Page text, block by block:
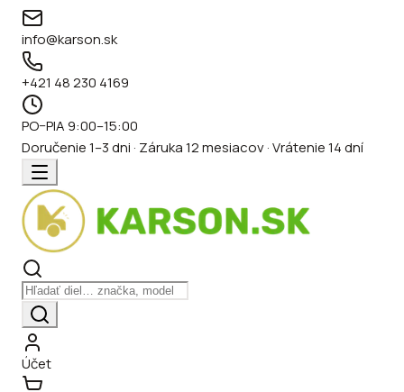
info@karson.sk
+421 48 230 4169
PO–PIA 9:00–15:00
Doručenie 1–3 dni · Záruka 12 mesiacov · Vrátenie 14 dní
Účet